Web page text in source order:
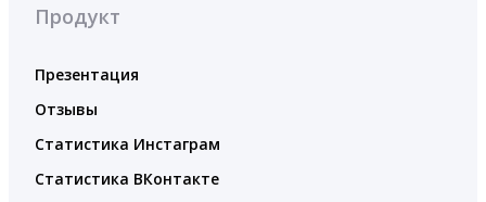
Продукт
Презентация
Отзывы
Статистика Инстаграм
Статистика ВКонтакте